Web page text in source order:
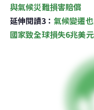
與氣候災難損害賠償
延伸閱讀3： 氣候變遷
國家致全球損失6兆美元